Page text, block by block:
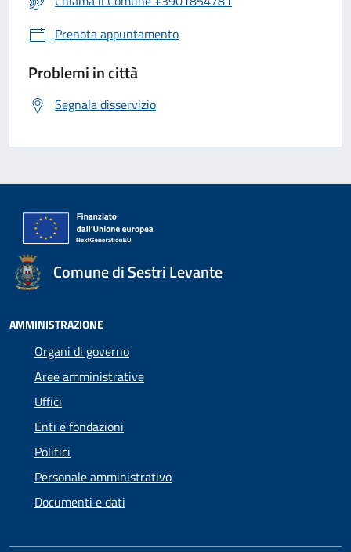
Prenota appuntamento
Problemi in città
Segnala disservizio
Comune di Sestri Levante
AMMINISTRAZIONE
Organi di governo
Aree amministrative
Uffici
Enti e fondazioni
Politici
Personale amministrativo
Documenti e dati